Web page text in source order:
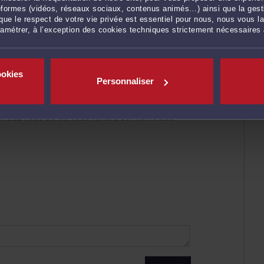
(vidéos, réseaux sociaux, contenus animés…) ainsi que la
le respect de votre vie privée est essentiel pour nous, nous vous
à l’exception des cookies techniques strictement nécessaires
Personnaliser
assistent dans toutes vos
ses services en droit du travail,
des étrangers.
de part notre expérience, un
impeccable et des honoraires transparents.
vous ou de vous rendresur notre site